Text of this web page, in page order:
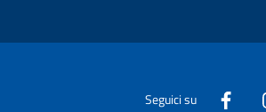
Seguici su